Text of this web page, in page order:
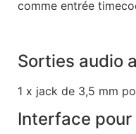
comme entrée
Sorties audio
1 x jack de 3,5 mm
Interface pour